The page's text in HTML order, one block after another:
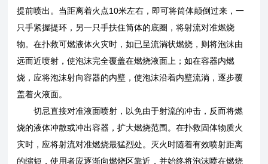
提前喷出。当距离着火点10米左右，即可将筒体颠倒过来，一
只手紧握提环，另一只手扶住筒体的底圈，将射流对准燃烧
物。在扑救可燃液体火灾时，如已呈流淌状燃烧，则将泡沫由
远而近喷射，使泡沫完全覆盖在燃烧液面上；如在容器内燃
烧，应将泡沫射向容器的内壁，使泡沫沿着内壁流淌，逐步覆
盖着火液面。
切忌直接对准液面喷射，以免由于射流的冲击，反而将燃
烧的液体冲散或冲出容器，扩大燃烧范围。在扑救固体物质火
灾时，应将射流对准燃烧最猛烈处。灭火时随着有效喷射距离
的缩短，使用者应逐渐向燃烧区靠近，并始终将泡沫喷在燃烧